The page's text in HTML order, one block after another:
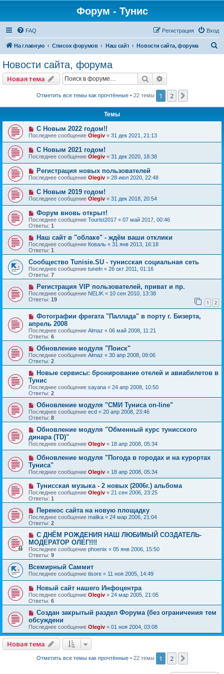
Форум - Тунис
FAQ Вход
Регистрация
На главную Список форумов Наш сайт Новости сайта, форума
Новости сайта, форума
Новая тема Поиск
Отметить все темы как прочтённые• 22 темы 1 2
Темы
С Новым 2022 годом!!
Последнее сообщение Olegiv « 31 дек 2021, 21:13
С Новым 2021 годом!
Последнее сообщение Olegiv « 31 дек 2020, 18:38
Регистрация новых пользователей
Последнее сообщение Olegiv « 28 июл 2020, 22:48
С Новым 2019 годом!
Последнее сообщение Olegiv « 31 дек 2018, 20:54
Форум вновь открыт!
Последнее сообщение Tourist2017 « 07 май 2017, 00:46
Ответы: 1
Наш сайт в "облаке" - ждём ваши отклики
Последнее сообщение Коваль « 31 янв 2013, 16:18
Ответы: 1
Сообщество Tunisie.SU - тунисская социальная сеть
Последнее сообщение tuneln « 26 окт 2011, 01:16
Ответы: 7
Регистрация VIP пользователей, приват и пр.
Последнее сообщение NELIK « 10 сен 2010, 13:38
Ответы: 19 1 2
Фотографии фрегата "Паллада" в порту г. Бизерта,
апрель 2008
Последнее сообщение Almaz « 06 май 2008, 11:21
Ответы: 6
Обновление модуля "Поиск"
Последнее сообщение Almaz « 30 апр 2008, 09:06
Ответы: 2
Новые сервисы: бронирование отелей и авиабилетов в
Тунис
Последнее сообщение sayana « 24 апр 2008, 10:50
Ответы: 2
Обновление модуля "СМИ Туниса on-line"
Последнее сообщение ecd « 20 апр 2008, 23:46
Ответы: 8
Обновление модуля "Обменный курс тунисского
динара (TD)"
Последнее сообщение Olegiv « 18 апр 2008, 05:34
Обновление модуля "Погода в городах и на курортах
Туниса"
Последнее сообщение Olegiv « 18 апр 2008, 05:34
Тунисская музыка - 2 новых (2006г.) альбома
Последнее сообщение Olegiv « 21 сен 2006, 23:25
Ответы: 1
Перенос сайта на новую площадку
Последнее сообщение malika « 24 мар 2006, 21:04
Ответы: 2
С ДНЁМ РОЖДЕНИЯ НАШ ЛЮБИМЫЙ СОЗДАТЕЛЬ-
МОДЕРАТОР ОЛЕГ!!!!
Последнее сообщение phoenix « 05 янв 2006, 15:50
Ответы: 9
Всемирный Саммит
Последнее сообщение tisore « 11 ноя 2005, 14:49
Новый сайт нашего Инфоцентра
Последнее сообщение Olegiv « 24 мар 2005, 21:05
Ответы: 6
Создан закрытый раздел Форума (без ограничения тем
обсуждени
Последнее сообщение Olegiv « 01 ноя 2004, 03:08
Новая тема
Отметить все темы как прочтённые• 22 темы 1 2